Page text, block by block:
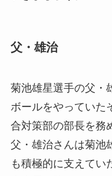
父・雄治
菊池雄星選手の父・
ボールをやっていた
合対策部の部長を務
父・雄治さんは菊池
も積極的に支えてい